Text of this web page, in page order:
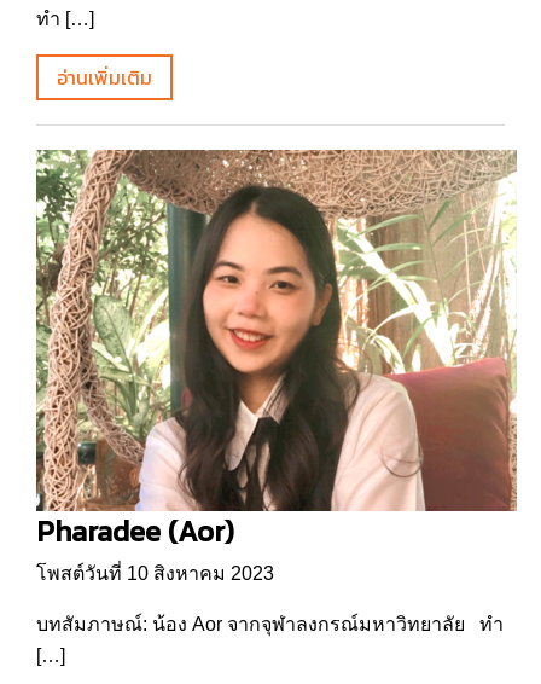
ทำ […]
อ่านเพิ่มเติม
Pharadee (Aor)
โพสต์วันที่ 10 สิงหาคม 2023
บทสัมภาษณ์: น้อง Aor จากจุฬาลงกรณ์มหาวิทยาลัย ทำ
[…]